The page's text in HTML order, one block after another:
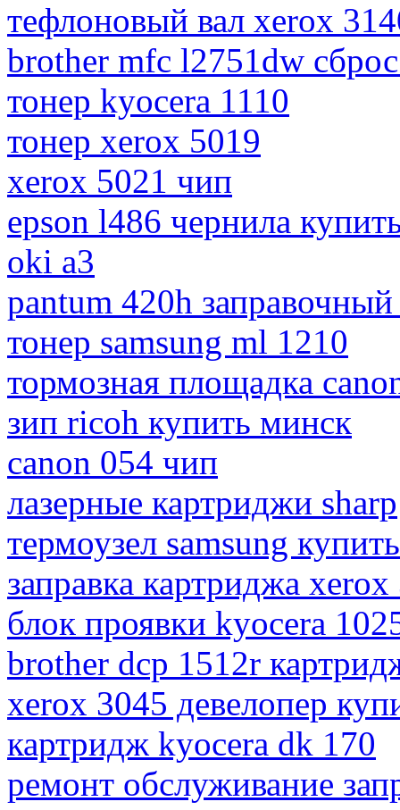
тефлоновый вал xerox
brother mfc l2751dw сброс
тонер kyocera 1110
тонер xerox 5019
xerox 5021 чип
epson l486 чернила
oki a3
pantum 420h
тонер samsung ml 1210
тормозная площадка
зип ricoh купить минск
canon 054 чип
лазерные картриджи sharp
термоузел samsung купить
заправка картриджа
блок проявки kyocera
brother dcp 1512r
xerox 3045 девелопер
картридж kyocera dk 170
ремонт обслуживание